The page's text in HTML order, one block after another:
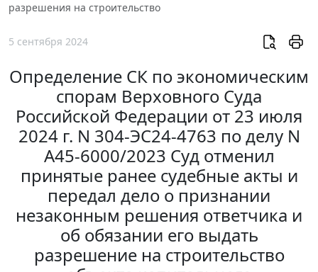
разрешения на строительство
5 сентября 2024
Определение СК по экономическим
спорам Верховного Суда
Российской Федерации от 23 июля
2024 г. N 304-ЭС24-4763 по делу N
А45-6000/2023 Суд отменил
принятые ранее судебные акты и
передал дело о признании
незаконным решения ответчика и
об обязании его выдать
разрешение на строительство